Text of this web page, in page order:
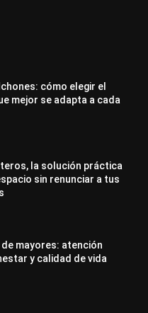
cómo elegir el
mejor se adapta a cada
la solución práctica
sin renunciar a tus
mayores: atención
y calidad de vida